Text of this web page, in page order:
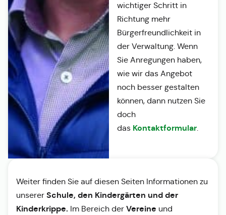
wichtiger Schritt in
Richtung mehr
Bürgerfreundlichkeit in
der Verwaltung. Wenn
Sie Anregungen haben,
wie wir das Angebot
noch besser gestalten
können, dann nutzen Sie
doch
das Kontaktformular.
Weiter finden Sie auf diesen Seiten Informationen zu
unserer Schule, den Kindergärten und der
Kinderkrippe. Im Bereich der Vereine und